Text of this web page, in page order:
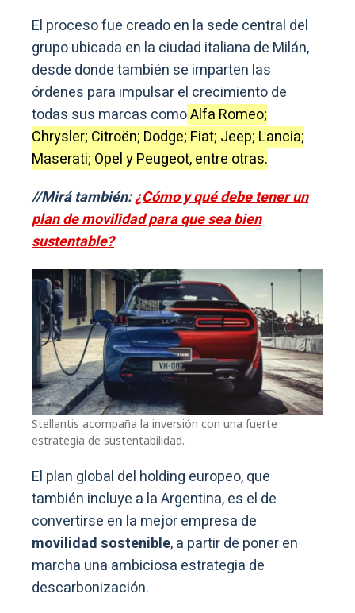
El proceso fue creado en la sede central del
grupo ubicada en la ciudad italiana de Milán,
desde donde también se imparten las
órdenes para impulsar el crecimiento de
todas sus marcas comoAlfa Romeo;
Chrysler; Citroën; Dodge; Fiat; Jeep; Lancia;
Maserati; Opel y Peugeot, entre otras.
//Mirá también:¿Cómo y qué debe tener un
plan de movilidad para que sea bien
sustentable?
Stellantis acompaña la inversión con una fuerte
estrategia de sustentabilidad.
El plan global del holding europeo, que
también incluye a la Argentina, es el de
convertirse en la mejor empresa de
movilidad sostenible, a partir de poner en
marcha una ambiciosa estrategia de
descarbonización.